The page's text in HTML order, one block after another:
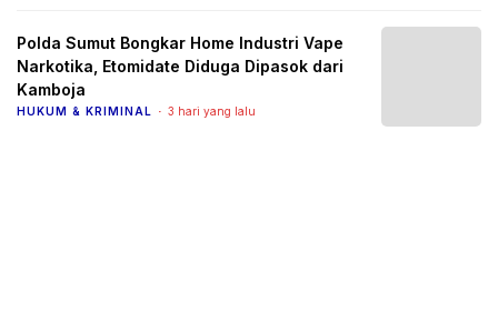
Polda Sumut Bongkar Home Industri Vape
Narkotika, Etomidate Diduga Dipasok dari
Kamboja
HUKUM & KRIMINAL 3 hari yang lalu